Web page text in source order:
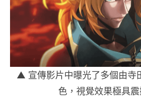
▲ 宣傳影片中曝光了多個由寺
色，視覺效果極具震